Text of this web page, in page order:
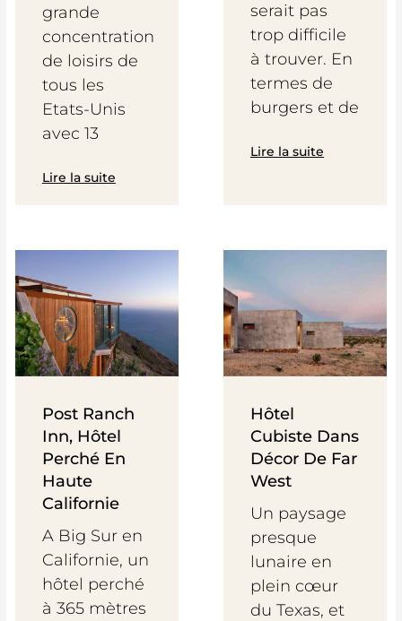
grande
concentration
de loisirs de
tous les
Etats-Unis
avec 13
Lire la suite
serait pas
trop difficile
à trouver. En
termes de
burgers et de
Lire la suite
Post Ranch
Inn, Hôtel
Perché En
Haute
Californie
A Big Sur en
Californie, un
hôtel perché
à 365 mètres
Hôtel
Cubiste Dans
Décor De Far
West
Un paysage
presque
lunaire en
plein cœur
du Texas, et